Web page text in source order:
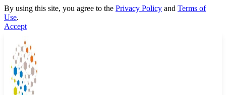
By using this site, you agree to the Privacy Policy and Terms of
Use.
Accept